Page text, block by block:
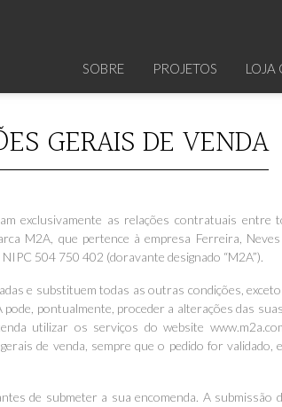
SOBRE PROJETOS LOJA
GERAIS DE VENDA
exclusivamente as relações contratuais entre
M2A, que pertence à empresa Ferreira,
504 750 402 (doravante designado “M2A”).
e substituem todas as outras condições,
pontualmente, proceder a alterações das
utilizar os serviços do website
de venda, sempre que o pedido for validado,
de submeter a sua encomenda. A submissão